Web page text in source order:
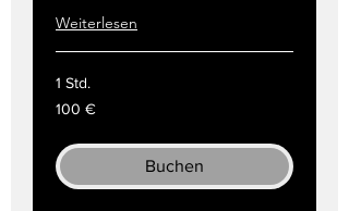
Weiterlesen
1 Std.
100
Euro
100 €
Buchen